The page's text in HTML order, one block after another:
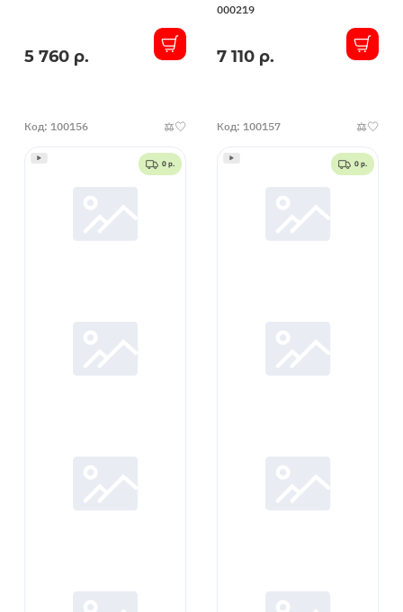
В
5 760 р.
000219
В
7 110 р.
Код: 100156
0 р.
Код: 100157
0 р.